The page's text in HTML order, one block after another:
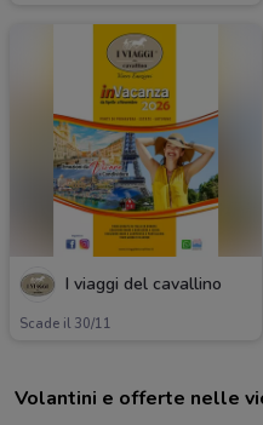
I viaggi del cavallino
Scade il 30/11
Volantini e offerte nelle